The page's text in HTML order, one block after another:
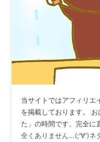
当サイトではアフィリエ
を掲載しております。
た」の時間です。完全に
全くありません…(;'∀')ネ